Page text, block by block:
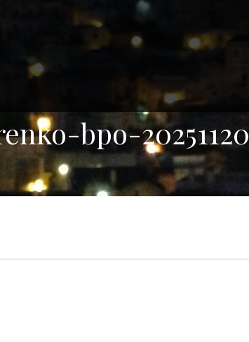
bpo-20251120